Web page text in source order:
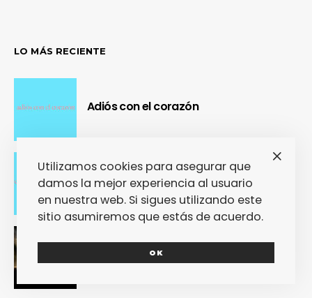
LO MÁS RECIENTE
Adiós con el corazón
Se cierra un pedazo de vida
OUR Fest 2024 convirtió a Ourense en
la capital del Cool Britannia
Utilizamos cookies para asegurar que
damos la mejor experiencia al usuario
en nuestra web. Si sigues utilizando este
sitio asumiremos que estás de acuerdo.
OK